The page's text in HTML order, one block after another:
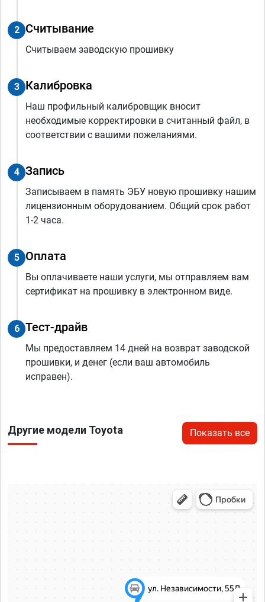
2 Считывание
Считываем заводскую прошивку
3 Калибровка
Наш профильный калибровщик вносит
необходимые корректировки в считанный файл, в
соответствии с вашими пожеланиями.
4 Запись
Записываем в память ЭБУ новую прошивку нашим
лицензионным оборудованием. Общий срок работ
1-2 часа.
5 Оплата
Вы оплачиваете наши услуги, мы отправляем вам
сертификат на прошивку в электронном виде.
6 Тест-драйв
Мы предоставляем 14 дней на возврат заводской
прошивки, и денег (если ваш автомобиль
исправен).
Другие модели Toyota Показать все